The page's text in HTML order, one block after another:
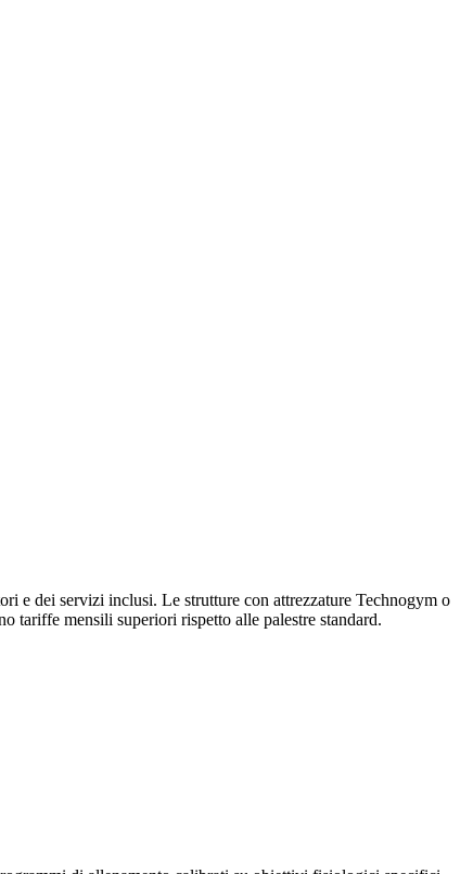
e dei servizi inclusi. Le strutture con attrezzature Technogym o
tariffe mensili superiori rispetto alle palestre standard.